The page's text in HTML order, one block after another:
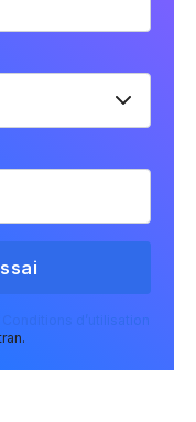
Conditions d’utilisation